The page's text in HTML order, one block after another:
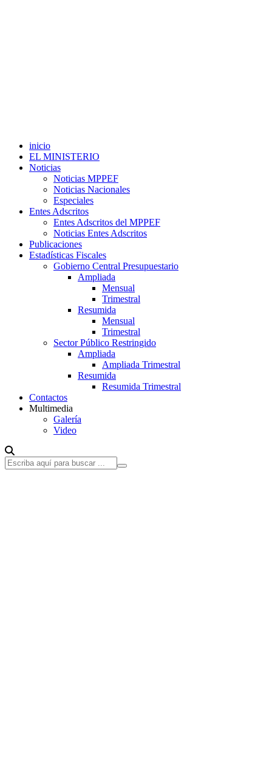
inicio
EL MINISTERIO
Noticias
Noticias MPPEF
Noticias Nacionales
Especiales
Entes Adscritos
Entes Adscritos del MPPEF
Noticias Entes Adscritos
Publicaciones
Estadísticas Fiscales
Gobierno Central Presupuestario
Ampliada
Mensual
Trimestral
Resumida
Mensual
Trimestral
Sector Público Restringido
Ampliada
Ampliada Trimestral
Resumida
Resumida Trimestral
Contactos
Multimedia
Galería
Video